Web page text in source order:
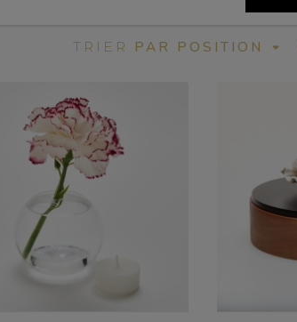
TRIER PAR POSITION